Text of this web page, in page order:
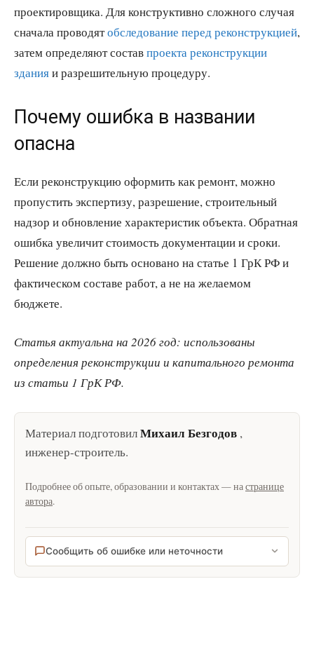
проектировщика. Для конструктивно сложного случая
сначала проводятобследование перед реконструкцией,
затем определяют составпроекта реконструкции
зданияи разрешительную процедуру.
Почему ошибка в названии
опасна
Если реконструкцию оформить как ремонт, можно
пропустить экспертизу, разрешение, строительный
надзор и обновление характеристик объекта. Обратная
ошибка увеличит стоимость документации и сроки.
Решение должно быть основано на статье 1 ГрК РФ и
фактическом составе работ, а не на желаемом
бюджете.
Статья актуальна на 2026 год: использованы
определения реконструкции и капитального ремонта
из статьи 1 ГрК РФ.
Материал подготовилМихаил Безгодов ,
инженер-строитель.
Подробнее об опыте, образовании и контактах — настранице
автора.
Сообщить об ошибке или неточности